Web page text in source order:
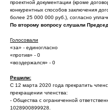
проектной документации (кроме
конкурентных способов заключения
более 25 000 000 руб.), согласно
По второму вопросу слушали
Голосовали
«за» - единогласно
«против» - 0
«воздержался» - 0
Решили:
С 12 марта 2020 года прекратить
прекращении членства:
- Общества с ограниченной
1028900899928.